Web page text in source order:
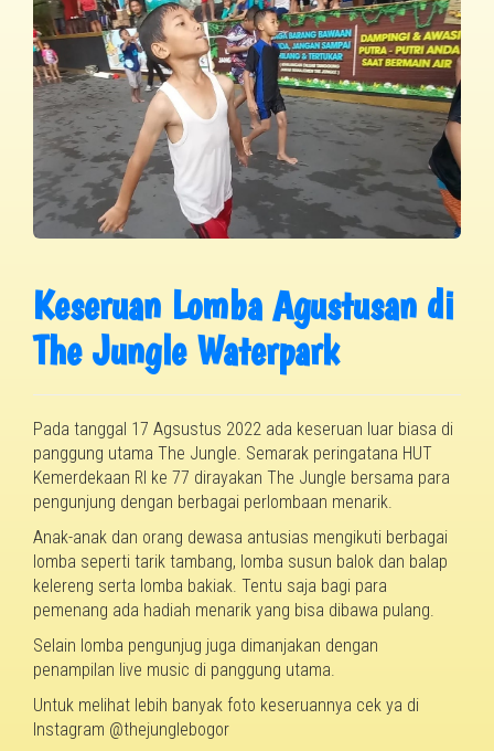
Keseruan Lomba Agustusan di
The Jungle Waterpark
Pada tanggal 17 Agsustus 2022 ada keseruan luar biasa di
panggung utama The Jungle. Semarak peringatana HUT
Kemerdekaan RI ke 77 dirayakan The Jungle bersama para
pengunjung dengan berbagai perlombaan menarik.
Anak-anak dan orang dewasa antusias mengikuti berbagai
lomba seperti tarik tambang, lomba susun balok dan balap
kelereng serta lomba bakiak. Tentu saja bagi para
pemenang ada hadiah menarik yang bisa dibawa pulang.
Selain lomba pengunjug juga dimanjakan dengan
penampilan live music di panggung utama.
Untuk melihat lebih banyak foto keseruannya cek ya di
Instagram @thejunglebogor